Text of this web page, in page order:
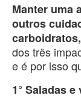
Manter uma
outros
dos três
e é por isso
1° Saladas